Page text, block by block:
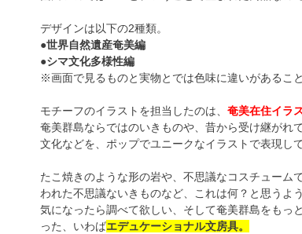
デザインは以下の2種類。
●世界自然遺産奄美編
●シマ文化多様性編
※画面で見るものと実物とでは色味に違いがあるこ
モチーフのイラストを担当したのは、 奄美在住イラ
奄美群島ならではのいきものや、昔から受け継がれ
文化などを、ポップでユニークなイラストで表現して
たこ焼きのような形の岩や、不思議なコスチューム
われた不思議ないきものなど、これは何？と思うよ
気になったら調べて欲しい、そして奄美群島をもっ
った、いわばエデュケーショナル文房具。